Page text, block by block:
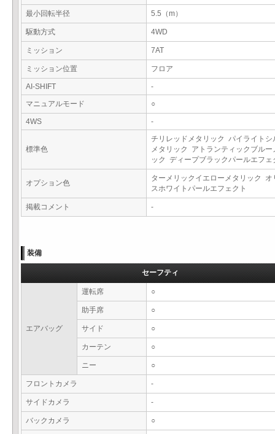
最小回転半径 5.5（m）
駆動方式 4WD
ミッション 7AT
ミッション位置 フロア
AI-SHIFT
-
マニュアルモード
○
4WS -
標準色
チリレッドメタリック パイライトシ
メタリック アトランティックブルー
ック ディープブラックパールエフ
オプション色
ターメリックイエローメタリック オ
スホワイトパールエフェクト
掲載コメント -
装備
セーフティ
エアバッグ
運転席 ○
助手席 ○
サイド ○
カーテン ○
ニー ○
フロントカメラ -
サイドカメラ -
バックカメラ ○